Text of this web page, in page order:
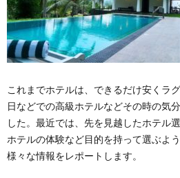
これまでホテルは、できるだけ安くラ
日などでの高級ホテルなどその時の気
した。最近では、先を見越したホテル
ホテルの体験など目的を持って選ぶよ
様々な情報をレポートします。